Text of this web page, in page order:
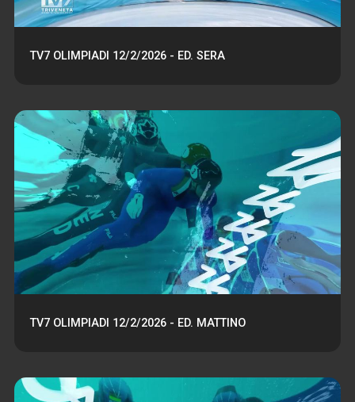
TV7 OLIMPIADI 12/2/2026 - ED. SERA
TV7 OLIMPIADI 12/2/2026 - ED. MATTINO